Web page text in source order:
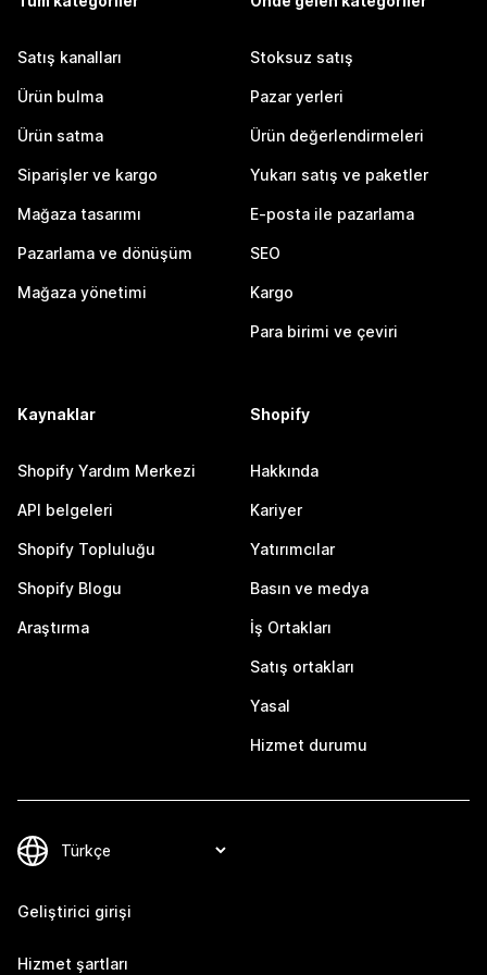
Satış kanalları
Ürün bulma
Ürün satma
Siparişler ve kargo
Mağaza tasarımı
Pazarlama ve dönüşüm
Mağaza yönetimi
Stoksuz satış
Pazar yerleri
Ürün değerlendirmeleri
Yukarı satış ve paketler
E-posta ile pazarlama
SEO
Kargo
Para birimi ve çeviri
Kaynaklar
Shopify Yardım Merkezi
API belgeleri
Shopify Topluluğu
Shopify Blogu
Araştırma
Shopify
Hakkında
Kariyer
Yatırımcılar
Basın ve medya
İş Ortakları
Satış ortakları
Yasal
Hizmet durumu
Geliştirici girişi
Hizmet şartları